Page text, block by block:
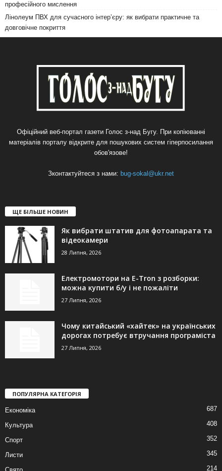
професійного мислення
Лінолеум ПВХ для сучасного інтер’єру: як вибрати практичне та
довговічне покриття
Офіційний веб-портал газети Голос з-над Бугу. При копіюванні
матеріалів порталу відкрите для пошукових систем гіперпосилання
обов'язове!
Зконтактуйтеся з нами: bug-sokal@ukr.net
ЩЕ БІЛЬШЕ НОВИН
Як вибрати штатив для фотоапарата та
відеокамери
28 Липня, 2026
Електромотори на E-Tron з розборки:
можна купити б/у і не пожаліти
27 Липня, 2026
Чому китайський «хайтек» на українських
дорогах потребує втручання програміста
27 Липня, 2026
ПОПУЛЯРНА КАТЕГОРІЯ
Економіка 687
Культура 408
Спорт 352
Листи 345
214